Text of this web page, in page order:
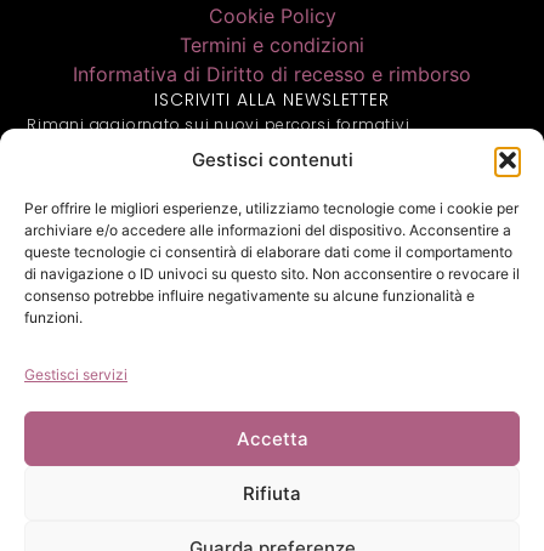
Gestisci contenuti
Per offrire le migliori esperienze, utilizziamo tecnologie come i cookie per
archiviare e/o accedere alle informazioni del dispositivo. Acconsentire a
queste tecnologie ci consentirà di elaborare dati come il comportamento
di navigazione o ID univoci su questo sito. Non acconsentire o revocare il
consenso potrebbe influire negativamente su alcune funzionalità e
funzioni.
Gestisci servizi
Accetta
Rifiuta
Cookie Policy
Termini e condizioni
Informativa di Diritto di recesso e rimborso
ISCRIVITI ALLA NEWSLETTER
Rimani aggiornato sui nuovi percorsi formativi
Inf. Privacy
Ho letto l'informativa privacy e acconsento alla memorizzazione
dei miei dati secondo quanto stabilito dal regolamento europeo
per la protezione dei dati personali n. 679/2016, GDPR (richiesto)